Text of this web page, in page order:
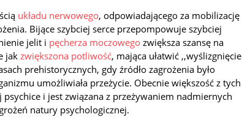
układu nerwowego, odpowiadającego za mobilizację
Bijące szybciej serce przepompowuje szybciej
jelit i pęcherza moczowego zwiększa szansę na
jakzwiększona potliwość, mająca ułatwić ,,wyślizgnięcie
prehistorycznych, gdy źródło zagrożenia było
umożliwiała przeżycie. Obecnie większość z tych
psychice i jest związana z przeżywaniem nadmiernych
natury psychologicznej.